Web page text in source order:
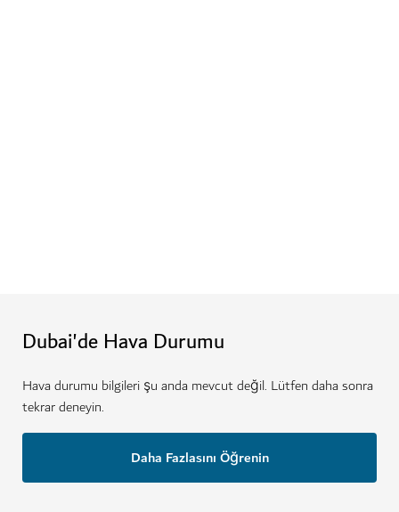
Dubai'de Hava Durumu
Hava durumu bilgileri şu anda mevcut değil. Lütfen daha sonra
tekrar deneyin.
Daha Fazlasını Öğrenin